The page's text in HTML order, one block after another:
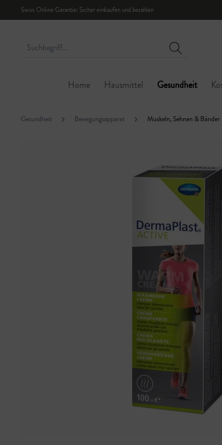
Swiss Online Garantie: Sicher einkaufen und bezahlen
Home Hausmittel Gesundheit
Gesundheit Bewegungsapparat Muskeln, Sehnen & Bänder